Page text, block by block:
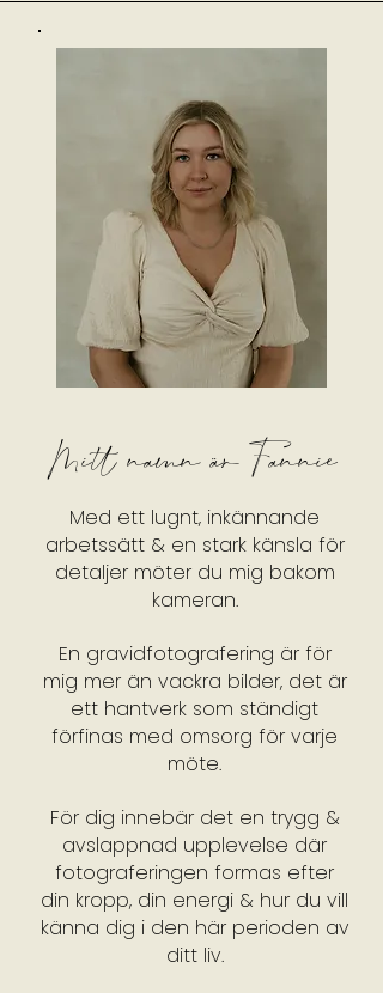
Mitt namn är Fannie
Med ett lugnt, inkännande
arbetssätt & en stark känsla för
detaljer möter du mig bakom
kameran.
En gravidfotografering är för
mig mer än vackra bilder, det är
ett hantverk som ständigt
förfinas med omsorg för varje
möte.
För dig innebär det en trygg &
avslappnad upplevelse där
fotograferingen formas efter
din kropp, din energi & hur du vill
känna dig i den här perioden av
ditt liv.